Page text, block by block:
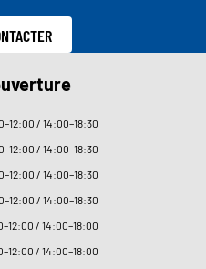
:00 / 14:00–18:30
:00 / 14:00–18:30
:00 / 14:00–18:30
:00 / 14:00–18:30
:00 / 14:00–18:00
:00 / 14:00–18:00